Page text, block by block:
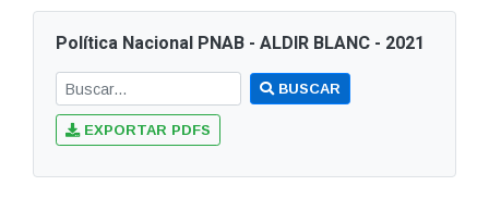
Política Nacional PNAB - ALDIR BLANC - 2021
BUSCAR
EXPORTAR PDFS